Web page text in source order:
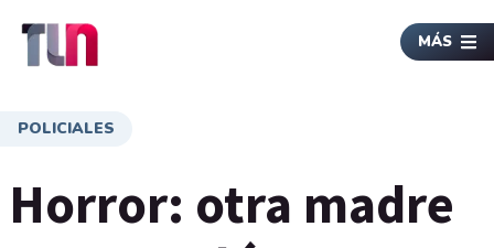
MÁS
POLICIALES
Horror: otra madre